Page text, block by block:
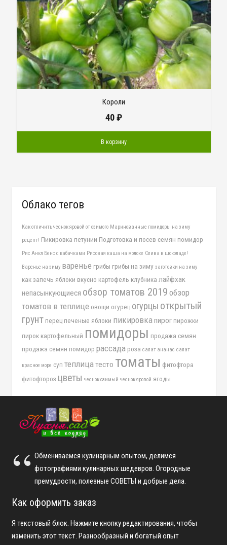
Короли
40₽
В корзину
Облако тегов
Как отличить чеснок яровой от озимого Маринованные помидоры на зиму
рецепт! Пикировка петунии Подготовка и посев семян помидор
Рис Анкл Бенс с кабачками Рисовая каша на молоке Слива в шоколаде!
Варенье на зиму варенье грибы грибы на зиму заготовки на зиму
как запечь яблоки вкусно картофель клубника лайфхак
непасынкующиеся обзор томатов 2019 обзор
томатов в теплице овощи огурец огурцы открытый
грунт перец печеные яблоки пикировка пирог пирожки
пирок картофельный помидоры продажа семян
продажа семян помидор рассада роза салат ананас салат
красное море суп теплица тесто томаты фитофтора
фитофтороз цветы чеснок озимый чеснок яровой ягоды
Обмениваемся кулинарным опытом, делимся
фотографиями кулинарных шедевров. Огородные
премудрости, полезные СОВЕТЫ и добрые дела.
Как оформить заказ
Я текстовый блок. Нажмите кнопку редактирования, чтобы
изменить этот текст. Разнообразный и богатый опыт